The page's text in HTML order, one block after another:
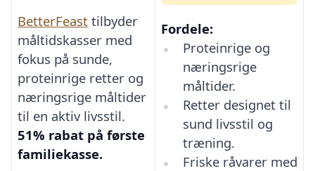
BetterFeast tilbyder
måltidskasser med
fokus på sunde,
proteinrige retter og
næringsrige måltider
til en aktiv livsstil.
51% rabat på første
familiekasse.
Fordele:
Proteinrige og
næringsrige
måltider.
Retter designet til
sund livsstil og
træning.
Friske råvarer med